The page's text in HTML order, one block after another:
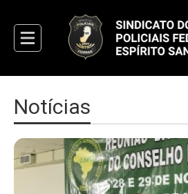
Notícias